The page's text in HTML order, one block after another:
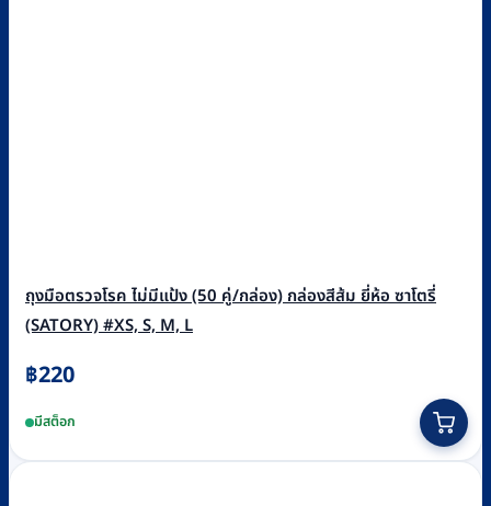
ถุงมือตรวจโรค ไม่มีแป้ง (50 คู่/กล่อง) กล่องสีส้ม ยี่ห้อ ซาโตรี่
(SATORY) #XS, S, M, L
฿220
มีสต็อก
product
has